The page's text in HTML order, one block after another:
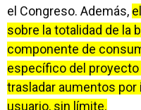
el Congreso. Además,
sobre la totalidad de la
componente de
específico del proyecto
trasladar aumentos por
usuario, sin límite.